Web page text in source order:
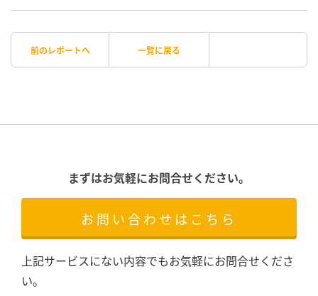
前のレポートへ 一覧に戻る
まずはお気軽にお問合せください。
お問い合わせはこちら
上記サービスにない内容でもお気軽にお問合せくださ
い。